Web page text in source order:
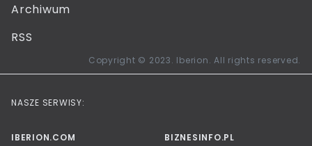
Archiwum
RSS
Copyright © 2023. Iberion. All rights reserved.
NASZE SERWISY:
IBERION.COM BIZNESINFO.PL